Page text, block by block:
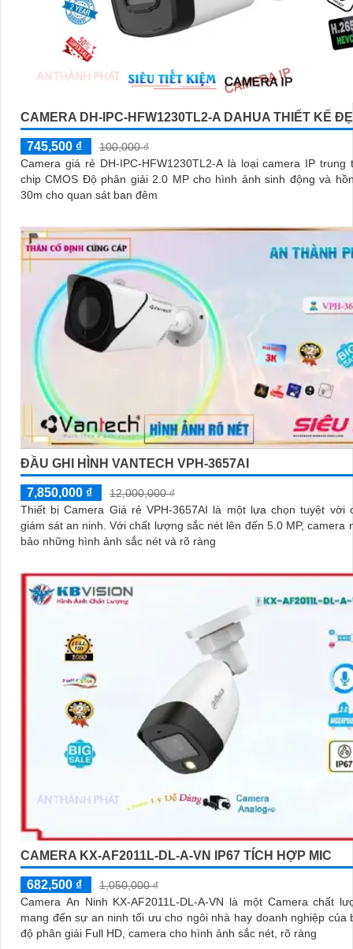
CAMERA DH-IPC-HFW1230TL2-A DAHUA THIẾT KẾ
745,500 ₫
100,000 ₫
Camera giá rẻ DH-IPC-HFW1230TL2-A là loại camera IP trung
chip CMOS Độ phân giải 2.0 MP cho hình ảnh sinh động và
30m cho quan sát ban đêm
ĐẦU GHI HÌNH VANTECH VPH-3657AI
7,850,000 ₫
12,000,000 ₫
Thiết bị Camera Giá rẻ VPH-3657AI là một lựa chọn tuyệt vời
giám sát an ninh. Với chất lượng sắc nét lên đến 5.0 MP, camera này đảm
bảo những hình ảnh sắc nét và rõ ràng
CAMERA KX-AF2011L-DL-A-VN IP67 TÍCH HỢP MIC
682,500 ₫
1,050,000 ₫
Camera An Ninh KX-AF2011L-DL-A-VN là một Camera chất
mang đến sự an ninh tối ưu cho ngôi nhà hay doanh nghiệp của
độ phân giải Full HD, camera cho hình ảnh sắc nét, rõ ràng